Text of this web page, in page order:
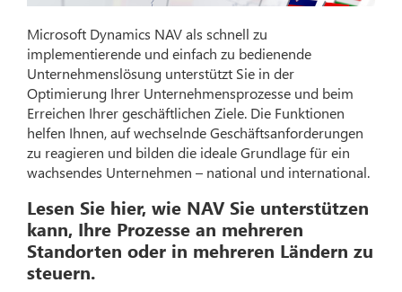
Microsoft Dynamics NAV als schnell zu
implementierende und einfach zu bedienende
Unternehmenslösung unterstützt Sie in der
Optimierung Ihrer Unternehmensprozesse und beim
Erreichen Ihrer geschäftlichen Ziele. Die Funktionen
helfen Ihnen, auf wechselnde Geschäftsanforderungen
zu reagieren und bilden die ideale Grundlage für ein
wachsendes Unternehmen – national und international.
Lesen Sie hier, wie NAV Sie unterstützen
kann, Ihre Prozesse an mehreren
Standorten oder in mehreren Ländern zu
steuern.